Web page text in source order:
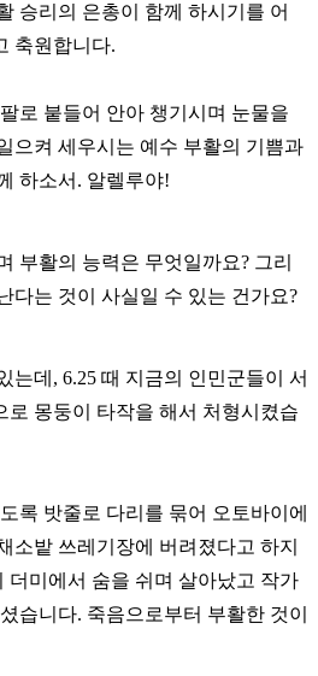
승리의 은총이 함께 하시기를 어
축원합니다.
로 붙들어 안아 챙기시며 눈물을
으켜 세우시는 예수 부활의 기쁨과
하소서. 알렐루야!
부활의 능력은 무엇일까요? 그리
다는 것이 사실일 수 있는 건가요?
는데, 6.25 때 지금의 인민군들이 서
로 몽둥이 타작을 해서 처형시켰습
록 밧줄로 다리를 묶어 오토바이에
소밭 쓰레기장에 버려졌다고 하지
더미에서 숨을 쉬며 살아났고 작가
습니다. 죽음으로부터 부활한 것이